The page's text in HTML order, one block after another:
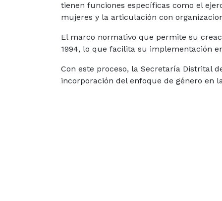
tienen funciones específicas como el
mujeres y la articulación con
El marco normativo que permite su
1994, lo que facilita su implementación
Con este proceso, la Secretaría Distrital
incorporación del enfoque de género en